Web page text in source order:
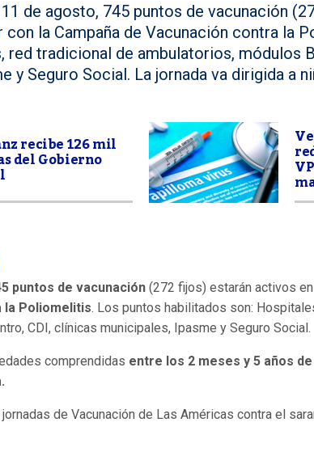
de agosto, 745 puntos de vacunación
con la Campaña de Vacunación contra la
red tradicional de ambulatorios, módulos
y Seguro Social. La jornada va dirigida a
recibe 126 mil
del Gobierno
puntos de vacunación (272 fijos) estarán activos
la Poliomelitis. Los puntos habilitados son:
CDI, clínicas municipales, Ipasme y Seguro Social.
comprendidas entre los 2 meses y 5 años
de Vacunación de Las Américas contra el